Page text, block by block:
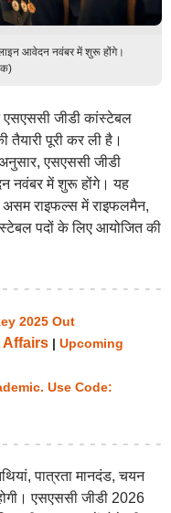
आवेदन नवंबर में शुरू होंगे।
जीडी कांस्टेबल
तैयारी पूरी कर ली है।
एसएससी जीडी
नवंबर में शुरू होंगे। यह
असम राइफल्स में राइफलमैन,
पदों के लिए आयोजित की
2025 Out
Affairs| Upcoming
Use Code:
पात्रता मानदंड, चयन
एसएससी जीडी 2026